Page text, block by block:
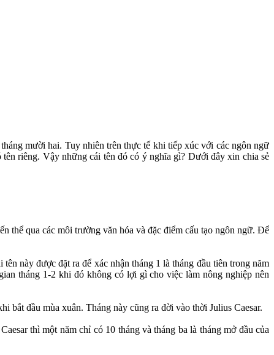
mười hai. Tuy nhiên trên thực tế khi tiếp xúc với các ngôn ngữ
riêng. Vậy những cái tên đó có ý nghĩa gì? Dưới đây xin chia sẻ
thể qua các môi trường văn hóa và đặc điểm cấu tạo ngôn ngữ. Để
này được đặt ra để xác nhận tháng 1 là tháng đầu tiên trong năm
tháng 1-2 khi đó không có lợi gì cho việc làm nông nghiệp nên
bắt đầu mùa xuân. Tháng này cũng ra đời vào thời Julius Caesar.
thì một năm chỉ có 10 tháng và tháng ba là tháng mở đầu của